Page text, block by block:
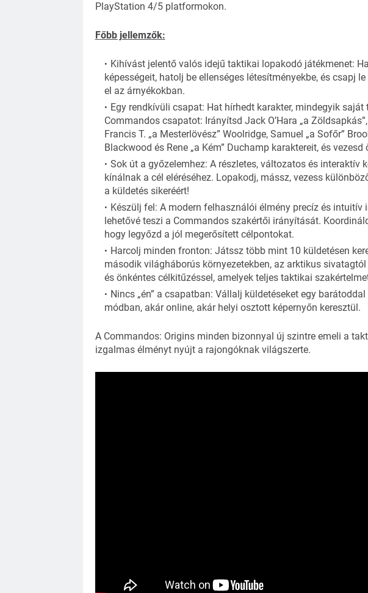
PlayStation 4/5 platformokon.
Főbb jellemzők:
Kihívást jelentő valós idejű taktikai lopakodó játékmenet:
képességeit, hatolj be ellenséges létesítményekbe, és csapj
el az árnyékokban.
Egy rendkívüli csapat: Hat hírhedt karakter, mindegyik
Commandos csapatot: Irányítsd Jack O’Hara „a
Francis T. „a Mesterlövész” Woolridge, Samuel „a Sofőr”
Blackwood és Rene „a Kém” Duchamp karaktereit, és vezesd
Sok út a győzelemhez: A részletes, változatos és interaktív
kínálnak a cél eléréséhez. Lopakodj, mássz, vezess
a küldetés sikeréért!
Készülj fel: A modern felhasználói élmény precíz és intuitív
lehetővé teszi a Commandos szakértői irányítását.
hogy legyőzd a jól megerősített célpontokat.
Harcolj minden fronton: Játssz több mint 10 küldetésen
második világháborús környezetekben, az arktikus
és önkéntes célkitűzéssel, amelyek teljes taktikai
Nincs „én” a csapatban: Vállalj küldetéseket egy
módban, akár online, akár helyi osztott képernyőn keresztül.
A Commandos: Origins minden bizonnyal új szintre emeli a
izgalmas élményt nyújt a rajongóknak világszerte.